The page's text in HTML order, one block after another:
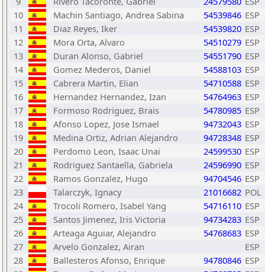
10
Machin Santiago, Andrea Sabina 54539846 ESP
11
Diaz Reyes, Iker 54539820 ESP
12
Mora Orta, Alvaro 54510279 ESP
13
Duran Alonso, Gabriel 54551790 ESP
14
Gomez Mederos, Daniel 54588103 ESP
15
Cabrera Martin, Elian 54710588 ESP
16
Hernandez Hernandez, Izan 54764963 ESP
17
Formoso Rodriguez, Brais 54780985 ESP
18
Afonso Lopez, Jose Ismael 94732043 ESP
19
Medina Ortiz, Adrian Alejandro 94728348 ESP
20
Perdomo Leon, Isaac Unai 24599530 ESP
21
Rodriguez Santaella, Gabriela 24596990 ESP
22
Ramos Gonzalez, Hugo 94704546 ESP
23
Talarczyk, Ignacy 21016682 POL
24
Trocoli Romero, Isabel Yang 54716110 ESP
25
Santos Jimenez, Iris Victoria 94734283 ESP
26
Arteaga Aguiar, Alejandro 54768683 ESP
27
Arvelo Gonzalez, Airan
ESP
28
Ballesteros Afonso, Enrique 94780846 ESP